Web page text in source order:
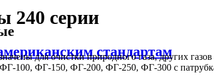
для очистки природного газа, других
100, ФГ-150, ФГ-200, ФГ-250, ФГ-300 с
240 серии
стандартам